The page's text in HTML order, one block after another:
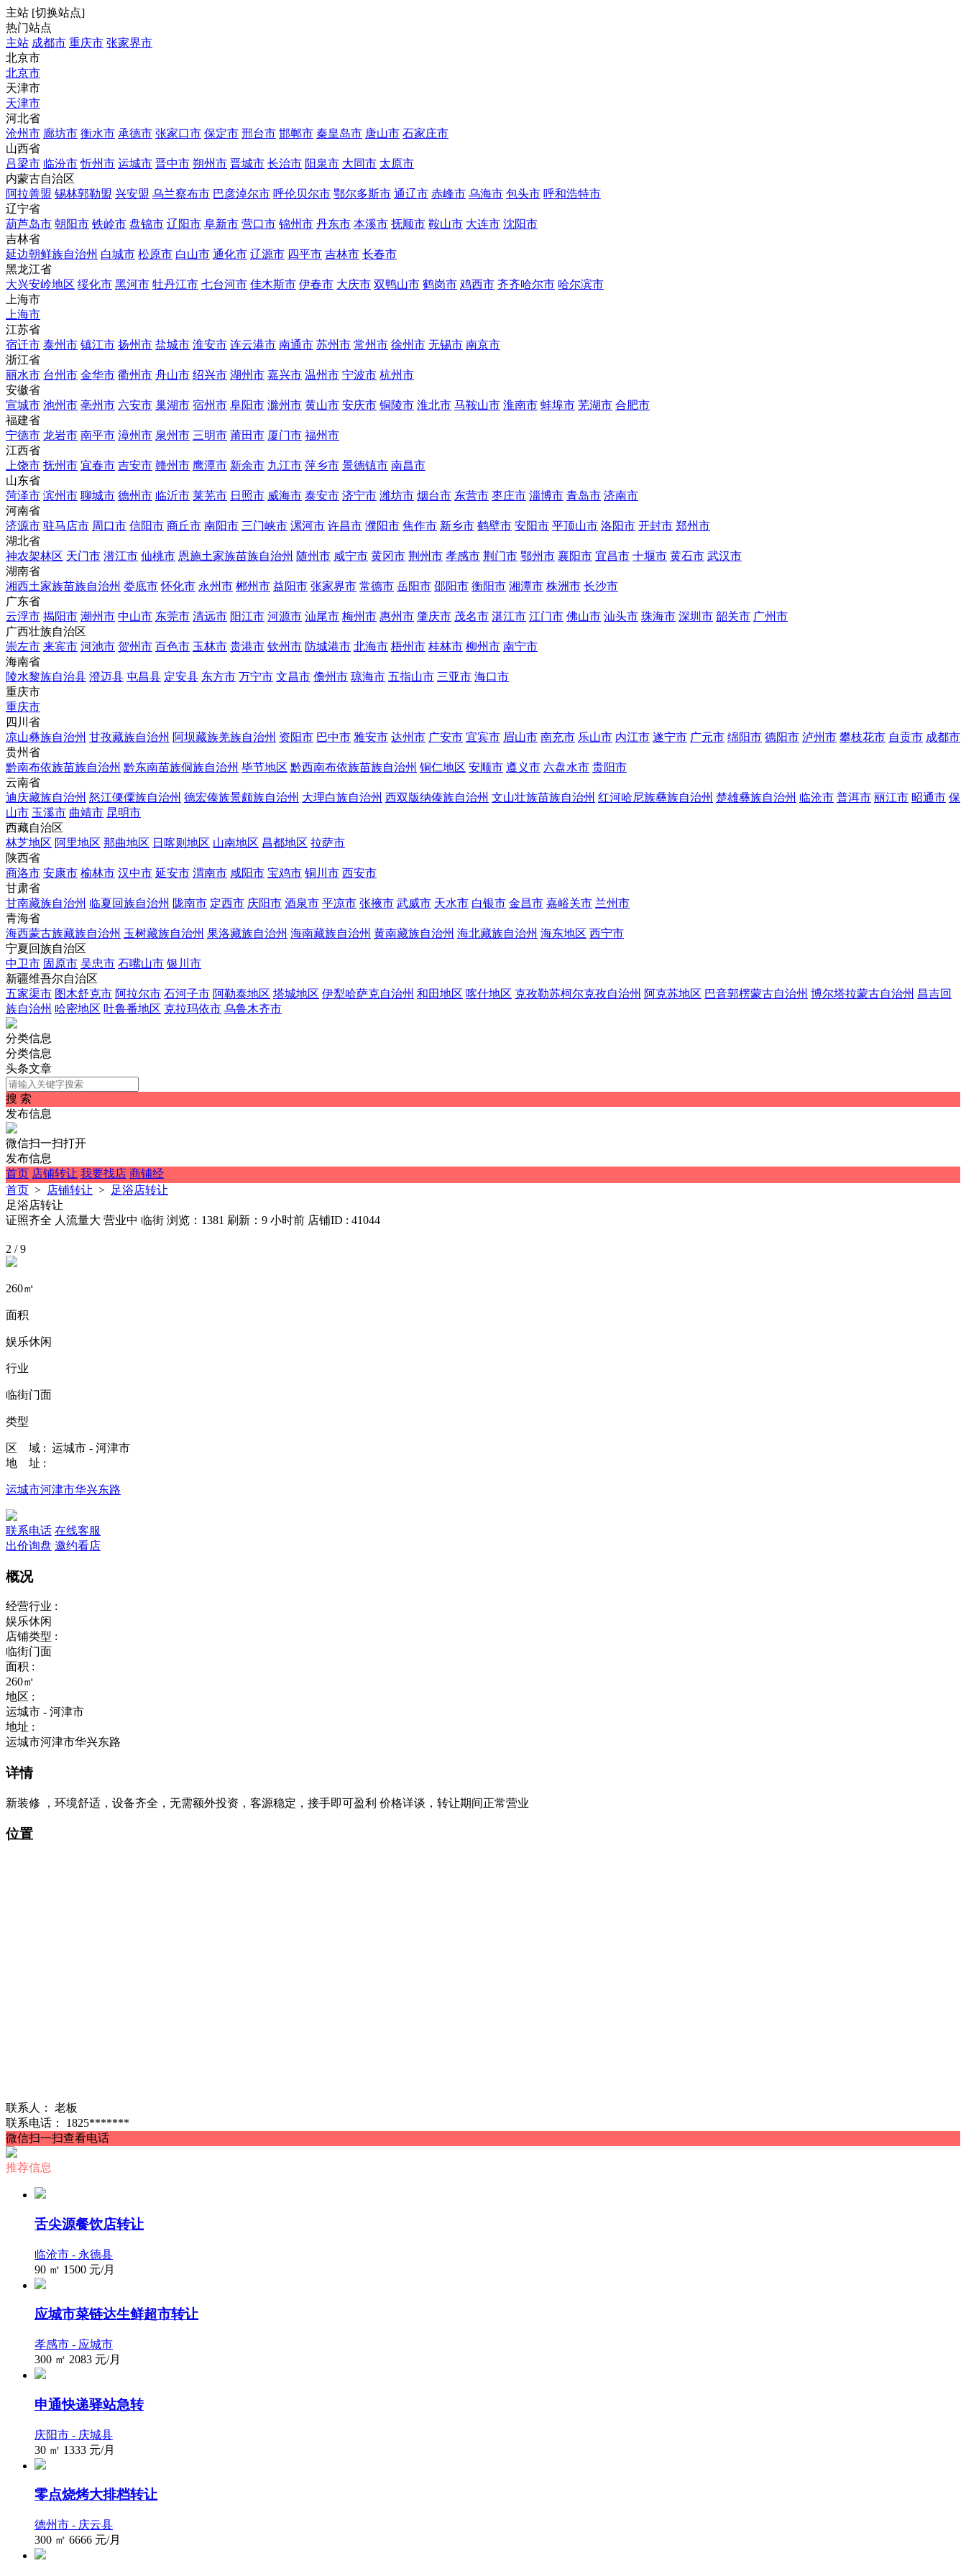
主站 [切换站点]
热门站点
主站 成都市 重庆市 张家界市
北京市
北京市
天津市
天津市
河北省
沧州市 廊坊市 衡水市 承德市 张家口市 保定市 邢台市 邯郸市 秦皇岛市 唐山市 石家庄市
山西省
吕梁市 临汾市 忻州市 运城市 晋中市 朔州市 晋城市 长治市 阳泉市 大同市 太原市
内蒙古自治区
阿拉善盟 锡林郭勒盟 兴安盟 乌兰察布市 巴彦淖尔市 呼伦贝尔市 鄂尔多斯市 通辽市 赤峰市 乌海市 包头市 呼和浩特市
辽宁省
葫芦岛市 朝阳市 铁岭市 盘锦市 辽阳市 阜新市 营口市 锦州市 丹东市 本溪市 抚顺市 鞍山市 大连市 沈阳市
吉林省
延边朝鲜族自治州 白城市 松原市 白山市 通化市 辽源市 四平市 吉林市 长春市
黑龙江省
大兴安岭地区 绥化市 黑河市 牡丹江市 七台河市 佳木斯市 伊春市 大庆市 双鸭山市 鹤岗市 鸡西市 齐齐哈尔市 哈尔滨市
上海市
上海市
江苏省
宿迁市 泰州市 镇江市 扬州市 盐城市 淮安市 连云港市 南通市 苏州市 常州市 徐州市 无锡市 南京市
浙江省
丽水市 台州市 金华市 衢州市 舟山市 绍兴市 湖州市 嘉兴市 温州市 宁波市 杭州市
安徽省
宣城市 池州市 亳州市 六安市 巢湖市 宿州市 阜阳市 滁州市 黄山市 安庆市 铜陵市 淮北市 马鞍山市 淮南市 蚌埠市 芜湖市 合肥市
福建省
宁德市 龙岩市 南平市 漳州市 泉州市 三明市 莆田市 厦门市 福州市
江西省
上饶市 抚州市 宜春市 吉安市 赣州市 鹰潭市 新余市 九江市 萍乡市 景德镇市 南昌市
山东省
菏泽市 滨州市 聊城市 德州市 临沂市 莱芜市 日照市 威海市 泰安市 济宁市 潍坊市 烟台市 东营市 枣庄市 淄博市 青岛市 济南市
河南省
济源市 驻马店市 周口市 信阳市 商丘市 南阳市 三门峡市 漯河市 许昌市 濮阳市 焦作市 新乡市 鹤壁市 安阳市 平顶山市 洛阳市 开封市 郑州市
湖北省
神农架林区 天门市 潜江市 仙桃市 恩施土家族苗族自治州 随州市 咸宁市 黄冈市 荆州市 孝感市 荆门市 鄂州市 襄阳市 宜昌市 十堰市 黄石市 武汉市
湖南省
湘西土家族苗族自治州 娄底市 怀化市 永州市 郴州市 益阳市 张家界市 常德市 岳阳市 邵阳市 衡阳市 湘潭市 株洲市 长沙市
广东省
云浮市 揭阳市 潮州市 中山市 东莞市 清远市 阳江市 河源市 汕尾市 梅州市 惠州市 肇庆市 茂名市 湛江市 江门市 佛山市 汕头市 珠海市 深圳市 韶关市 广州市
广西壮族自治区
崇左市 来宾市 河池市 贺州市 百色市 玉林市 贵港市 钦州市 防城港市 北海市 梧州市 桂林市 柳州市 南宁市
海南省
陵水黎族自治县 澄迈县 屯昌县 定安县 东方市 万宁市 文昌市 儋州市 琼海市 五指山市 三亚市 海口市
重庆市
重庆市
四川省
凉山彝族自治州 甘孜藏族自治州 阿坝藏族羌族自治州 资阳市 巴中市 雅安市 达州市 广安市 宜宾市 眉山市 南充市 乐山市 内江市 遂宁市 广元市 绵阳市 德阳市 泸州市 攀枝花市 自贡市 成都市
贵州省
黔南布依族苗族自治州 黔东南苗族侗族自治州 毕节地区 黔西南布依族苗族自治州 铜仁地区 安顺市 遵义市 六盘水市 贵阳市
云南省
迪庆藏族自治州 怒江傈僳族自治州 德宏傣族景颇族自治州 大理白族自治州 西双版纳傣族自治州 文山壮族苗族自治州 红河哈尼族彝族自治州 楚雄彝族自治州 临沧市 普洱市 丽江市 昭通市 保
山市 玉溪市 曲靖市 昆明市
西藏自治区
林芝地区 阿里地区 那曲地区 日喀则地区 山南地区 昌都地区 拉萨市
陕西省
商洛市 安康市 榆林市 汉中市 延安市 渭南市 咸阳市 宝鸡市 铜川市 西安市
甘肃省
甘南藏族自治州 临夏回族自治州 陇南市 定西市 庆阳市 酒泉市 平凉市 张掖市 武威市 天水市 白银市 金昌市 嘉峪关市 兰州市
青海省
海西蒙古族藏族自治州 玉树藏族自治州 果洛藏族自治州 海南藏族自治州 黄南藏族自治州 海北藏族自治州 海东地区 西宁市
宁夏回族自治区
中卫市 固原市 吴忠市 石嘴山市 银川市
新疆维吾尔自治区
五家渠市 图木舒克市 阿拉尔市 石河子市 阿勒泰地区 塔城地区 伊犁哈萨克自治州 和田地区 喀什地区 克孜勒苏柯尔克孜自治州 阿克苏地区 巴音郭楞蒙古自治州 博尔塔拉蒙古自治州 昌吉回
族自治州 哈密地区 吐鲁番地区 克拉玛依市 乌鲁木齐市
分类信息
分类信息
头条文章
搜 索
发布信息
微信扫一扫打开
发布信息
首页 店铺转让 我要找店 商铺经
首页 > 店铺转让 > 足浴店转让
足浴店转让
证照齐全 人流量大 营业中 临街 浏览：1381 刷新： 9 小时前 店铺ID : 41044
2 /9
260㎡
面积
娱乐休闲
行业
临街门面
类型
区 域 : 运城市 - 河津市
地 址 :
运城市河津市华兴东路
联系电话 在线客服
出价询盘 邀约看店
概况
经营行业 :
娱乐休闲
店铺类型 :
临街门面
面积 :
260㎡
地区 :
运城市 - 河津市
地址 :
运城市河津市华兴东路
详情
新装修 ，环境舒适，设备齐全，无需额外投资，客源稳定，接手即可盈利 价格详谈，转让期间正常营业
位置
联系人：
老板
联系电话：
1825*******
微信扫一扫查看电话
推荐信息
舌尖源餐饮店转让
临沧市 - 永德县
90 ㎡ 1500 元/月
应城市菜链达生鲜超市转让
孝感市 - 应城市
300 ㎡ 2083 元/月
申通快递驿站急转
庆阳市 - 庆城县
30 ㎡ 1333 元/月
零点烧烤大排档转让
德州市 - 庆云县
300 ㎡ 6666 元/月